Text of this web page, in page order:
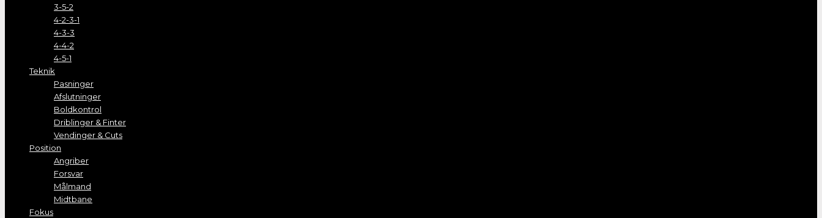
3-5-2
4-2-3-1
4-3-3
4-4-2
4-5-1
Teknik
Pasninger
Afslutninger
Boldkontrol
Driblinger & Finter
Vendinger & Cuts
Position
Angriber
Forsvar
Målmand
Midtbane
Fokus